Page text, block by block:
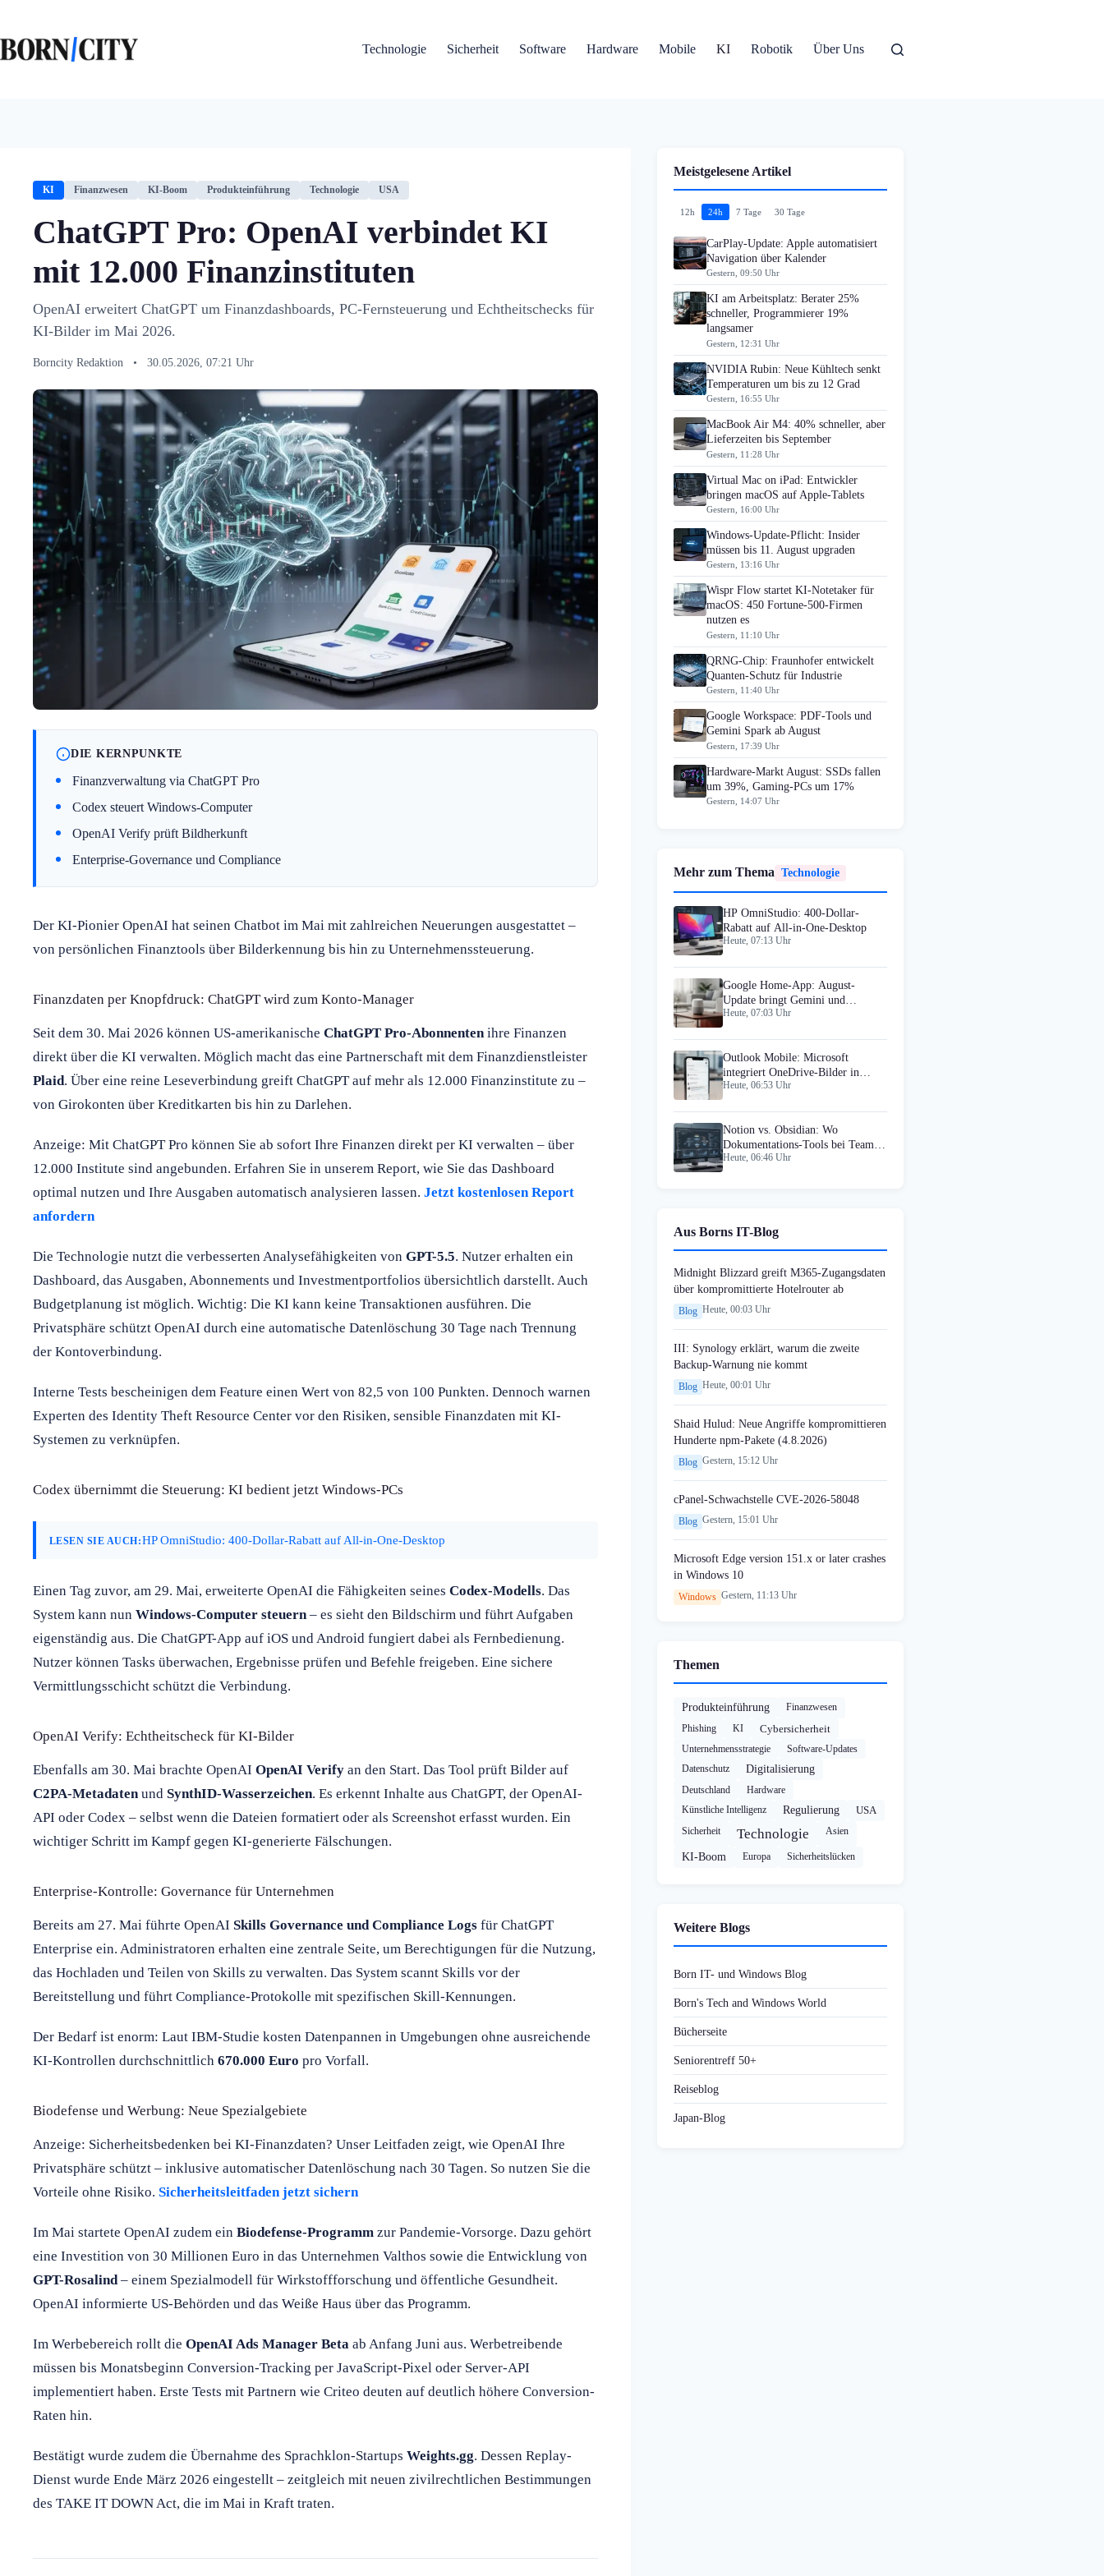
springen
Technologie
Sicherheit Software Hardware Mobile KI Robotik Über Uns
KI Finanzwesen KI-Boom Produkteinführung Technologie USA
ChatGPT Pro: OpenAI verbindet KI
mit 12.000 Finanzinstituten
OpenAI erweitert ChatGPT um Finanzdashboards, PC-Fernsteuerung und Echtheitschecks für
KI-Bilder im Mai 2026.
Borncity Redaktion • 30.05.2026, 07:21 Uhr
DIE KERNPUNKTE
Finanzverwaltung via ChatGPT Pro
Codex steuert Windows-Computer
OpenAI Verify prüft Bildherkunft
Enterprise-Governance und Compliance
Der KI-Pionier OpenAI hat seinen Chatbot im Mai mit zahlreichen Neuerungen ausgestattet –
von persönlichen Finanztools über Bilderkennung bis hin zu Unternehmenssteuerung.
Finanzdaten per Knopfdruck: ChatGPT wird zum Konto-Manager
Seit dem 30. Mai 2026 können US-amerikanische ChatGPT Pro-Abonnenten ihre Finanzen
direkt über die KI verwalten. Möglich macht das eine Partnerschaft mit dem Finanzdienstleister
Plaid. Über eine reine Leseverbindung greift ChatGPT auf mehr als 12.000 Finanzinstitute zu –
von Girokonten über Kreditkarten bis hin zu Darlehen.
Anzeige: Mit ChatGPT Pro können Sie ab sofort Ihre Finanzen direkt per KI verwalten – über
12.000 Institute sind angebunden. Erfahren Sie in unserem Report, wie Sie das Dashboard
optimal nutzen und Ihre Ausgaben automatisch analysieren lassen. Jetzt kostenlosen Report
anfordern
Die Technologie nutzt die verbesserten Analysefähigkeiten von GPT-5.5. Nutzer erhalten ein
Dashboard, das Ausgaben, Abonnements und Investmentportfolios übersichtlich darstellt. Auch
Budgetplanung ist möglich. Wichtig: Die KI kann keine Transaktionen ausführen. Die
Privatsphäre schützt OpenAI durch eine automatische Datenlöschung 30 Tage nach Trennung
der Kontoverbindung.
Interne Tests bescheinigen dem Feature einen Wert von 82,5 von 100 Punkten. Dennoch warnen
Experten des Identity Theft Resource Center vor den Risiken, sensible Finanzdaten mit KI-
Systemen zu verknüpfen.
Codex übernimmt die Steuerung: KI bedient jetzt Windows-PCs
LESEN SIE AUCH:HP OmniStudio: 400-Dollar-Rabatt auf All-in-One-Desktop
Einen Tag zuvor, am 29. Mai, erweiterte OpenAI die Fähigkeiten seines Codex-Modells. Das
System kann nun Windows-Computer steuern – es sieht den Bildschirm und führt Aufgaben
eigenständig aus. Die ChatGPT-App auf iOS und Android fungiert dabei als Fernbedienung.
Nutzer können Tasks überwachen, Ergebnisse prüfen und Befehle freigeben. Eine sichere
Vermittlungsschicht schützt die Verbindung.
OpenAI Verify: Echtheitscheck für KI-Bilder
Ebenfalls am 30. Mai brachte OpenAI OpenAI Verify an den Start. Das Tool prüft Bilder auf
C2PA-Metadaten und SynthID-Wasserzeichen. Es erkennt Inhalte aus ChatGPT, der OpenAI-
API oder Codex – selbst wenn die Dateien formatiert oder als Screenshot erfasst wurden. Ein
wichtiger Schritt im Kampf gegen KI-generierte Fälschungen.
Enterprise-Kontrolle: Governance für Unternehmen
Bereits am 27. Mai führte OpenAI Skills Governance und Compliance Logs für ChatGPT
Enterprise ein. Administratoren erhalten eine zentrale Seite, um Berechtigungen für die Nutzung,
das Hochladen und Teilen von Skills zu verwalten. Das System scannt Skills vor der
Bereitstellung und führt Compliance-Protokolle mit spezifischen Skill-Kennungen.
Der Bedarf ist enorm: Laut IBM-Studie kosten Datenpannen in Umgebungen ohne ausreichende
KI-Kontrollen durchschnittlich 670.000 Euro pro Vorfall.
Biodefense und Werbung: Neue Spezialgebiete
Anzeige: Sicherheitsbedenken bei KI-Finanzdaten? Unser Leitfaden zeigt, wie OpenAI Ihre
Privatsphäre schützt – inklusive automatischer Datenlöschung nach 30 Tagen. So nutzen Sie die
Vorteile ohne Risiko. Sicherheitsleitfaden jetzt sichern
Im Mai startete OpenAI zudem ein Biodefense-Programm zur Pandemie-Vorsorge. Dazu gehört
eine Investition von 30 Millionen Euro in das Unternehmen Valthos sowie die Entwicklung von
GPT-Rosalind – einem Spezialmodell für Wirkstoffforschung und öffentliche Gesundheit.
OpenAI informierte US-Behörden und das Weiße Haus über das Programm.
Im Werbebereich rollt die OpenAI Ads Manager Beta ab Anfang Juni aus. Werbetreibende
müssen bis Monatsbeginn Conversion-Tracking per JavaScript-Pixel oder Server-API
implementiert haben. Erste Tests mit Partnern wie Criteo deuten auf deutlich höhere Conversion-
Raten hin.
Bestätigt wurde zudem die Übernahme des Sprachklon-Startups Weights.gg. Dessen Replay-
Dienst wurde Ende März 2026 eingestellt – zeitgleich mit neuen zivilrechtlichen Bestimmungen
des TAKE IT DOWN Act, die im Mai in Kraft traten.
Meistgelesene Artikel
12h 24h 7 Tage 30 Tage
CarPlay-Update: Apple automatisiert
Navigation über Kalender
Gestern, 09:50 Uhr
KI am Arbeitsplatz: Berater 25%
schneller, Programmierer 19%
langsamer
Gestern, 12:31 Uhr
NVIDIA Rubin: Neue Kühltech senkt
Temperaturen um bis zu 12 Grad
Gestern, 16:55 Uhr
MacBook Air M4: 40% schneller, aber
Lieferzeiten bis September
Gestern, 11:28 Uhr
Virtual Mac on iPad: Entwickler
bringen macOS auf Apple-Tablets
Gestern, 16:00 Uhr
Windows-Update-Pflicht: Insider
müssen bis 11. August upgraden
Gestern, 13:16 Uhr
Wispr Flow startet KI-Notetaker für
macOS: 450 Fortune-500-Firmen
nutzen es
Gestern, 11:10 Uhr
QRNG-Chip: Fraunhofer entwickelt
Quanten-Schutz für Industrie
Gestern, 11:40 Uhr
Google Workspace: PDF-Tools und
Gemini Spark ab August
Gestern, 17:39 Uhr
Hardware-Markt August: SSDs fallen
um 39%, Gaming-PCs um 17%
Gestern, 14:07 Uhr
Mehr zum Thema Technologie
HP OmniStudio: 400-Dollar-
Rabatt auf All-in-One-Desktop
Heute, 07:13 Uhr
Google Home-App: August-
Update bringt Gemini und
Interactive Storytime
Heute, 07:03 Uhr
Outlook Mobile: Microsoft
integriert OneDrive-Bilder in
Signaturen
Heute, 06:53 Uhr
Notion vs. Obsidian: Wo
Dokumentations-Tools bei Teams
scheitern
Heute, 06:46 Uhr
Aus Borns IT-Blog
Midnight Blizzard greift M365-Zugangsdaten
über kompromittierte Hotelrouter ab
Blog Heute, 00:03 Uhr
III: Synology erklärt, warum die zweite
Backup-Warnung nie kommt
Blog Heute, 00:01 Uhr
Shaid Hulud: Neue Angriffe kompromittieren
Hunderte npm-Pakete (4.8.2026)
Blog Gestern, 15:12 Uhr
cPanel-Schwachstelle CVE-2026-58048
Blog Gestern, 15:01 Uhr
Microsoft Edge version 151.x or later crashes
in Windows 10
Windows Gestern, 11:13 Uhr
Themen
Produkteinführung
Finanzwesen
Phishing
KI Cybersicherheit
Unternehmensstrategie
Software-Updates
Datenschutz
Digitalisierung
Deutschland
Hardware
Künstliche Intelligenz
Regulierung USA
Sicherheit Technologie Asien
KI-Boom Europa Sicherheitslücken
Weitere Blogs
Born IT- und Windows Blog
Born's Tech and Windows World
Bücherseite
Seniorentreff 50+
Reiseblog
Japan-Blog